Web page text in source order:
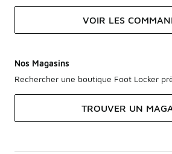
VOIR LES
Nos Magasins
Rechercher une boutique Foot Locker
TROUVER UN